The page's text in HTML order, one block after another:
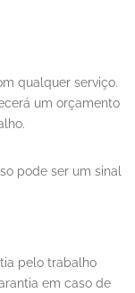
qualquer serviço.
um orçamento
pode ser um sinal
pelo trabalho
em caso de